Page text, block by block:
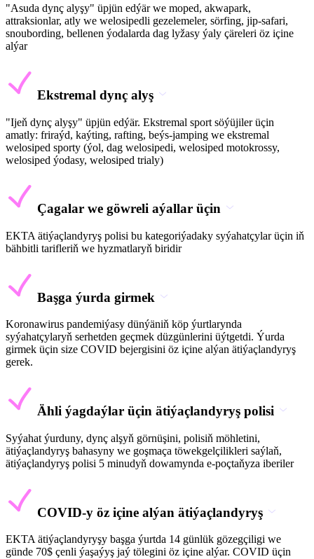
"Asuda dynç alyşy" üpjün edýär we moped, akwapark,
attraksionlar, atly we welosipedli gezelemeler, sörfing, jip-safari,
snoubording, bellenen ýodalarda dag lyžasy ýaly çäreleri öz içine
alýar
Ekstremal dynç alyş
"Ijeň dynç alyşy" üpjün edýär. Ekstremal sport söýüjiler üçin
amatly: friraýd, kaýting, rafting, beýs-jamping we ekstremal
welosiped sporty (ýol, dag welosipedi, welosiped motokrossy,
welosiped ýodasy, welosiped trialy)
Çagalar we göwreli aýallar üçin
EKTA ätiýaçlandyryş polisi bu kategoriýadaky syýahatçylar üçin iň
bähbitli tarifleriň we hyzmatlaryň biridir
Başga ýurda girmek
Koronawirus pandemiýasy dünýäniň köp ýurtlarynda
syýahatçylaryň serhetden geçmek düzgünlerini üýtgetdi. Ýurda
girmek üçin size COVID bejergisini öz içine alýan ätiýaçlandyryş
gerek.
Ähli ýagdaýlar üçin ätiýaçlandyryş polisi
Syýahat ýurduny, dynç alşyň görnüşini, polisiň möhletini,
ätiýaçlandyryş bahasyny we goşmaça töwekgelçilikleri saýlaň,
ätiýaçlandyryş polisi 5 minudyň dowamynda e-poçtaňyza iberiler
COVID-y öz içine alýan ätiýaçlandyryş
EKTA ätiýaçlandyryşy başga ýurtda 14 günlük gözegçiligi we
günde 70$ çenli ýaşaýyş jaý tölegini öz içine alýar. COVID üçin